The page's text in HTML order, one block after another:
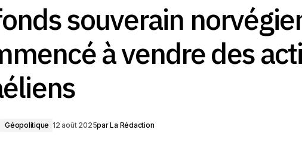
souverain
à vendre des
Géopolitique 12 août 2025parLa Rédaction